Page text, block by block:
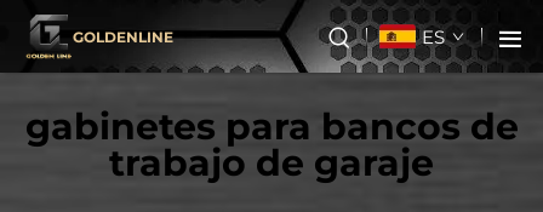
GOLDENLINE ES
gabinetes para bancos de
trabajo de garaje